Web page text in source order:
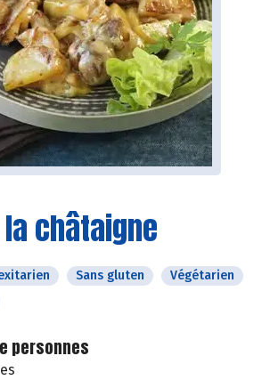
châtaigne
Sans gluten
Végétarien
personnes